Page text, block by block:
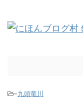
-九頭竜川